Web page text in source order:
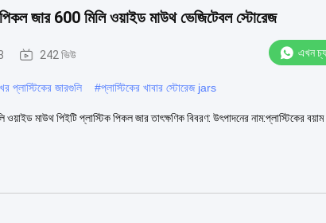
পিকল জার 600 মিলি ওয়াইড মাউথ ভেজিটেবল স্টোরেজ
242 ভিউ এখন
প্লাস্টিকের জারগুলি #প্লাস্টিকের খাবার স্টোরেজ jars
ওয়াইড মাউথ পিইটি প্লাস্টিক পিকল জার তাৎক্ষণিক বিবরণ: উৎপাদনের নাম:প্লাস্টিকের